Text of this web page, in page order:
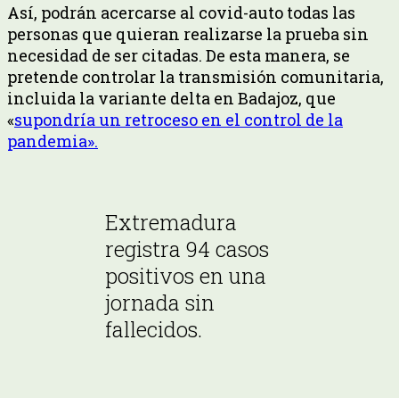
Así, podrán acercarse al covid-auto todas las
personas que quieran realizarse la prueba sin
necesidad de ser citadas. De esta manera, se
pretende controlar la transmisión comunitaria,
incluida la variante delta en Badajoz, que
«supondría un retroceso en el control de la
pandemia».
Extremadura
registra 94 casos
positivos en una
jornada sin
fallecidos.